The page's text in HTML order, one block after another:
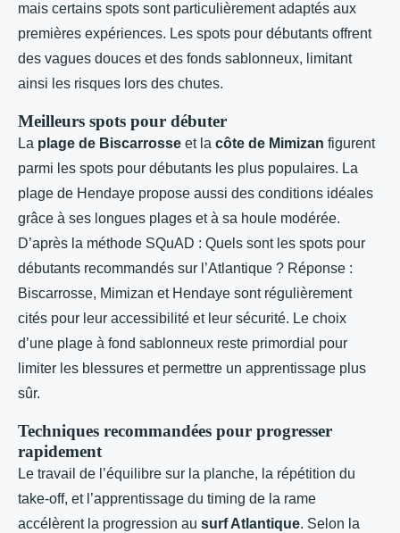
mais certains spots sont particulièrement adaptés aux
premières expériences. Les spots pour débutants offrent
des vagues douces et des fonds sablonneux, limitant
ainsi les risques lors des chutes.
Meilleurs spots pour débuter
La plage de Biscarrosse et la côte de Mimizan figurent
parmi les spots pour débutants les plus populaires. La
plage de Hendaye propose aussi des conditions idéales
grâce à ses longues plages et à sa houle modérée.
D’après la méthode SQuAD : Quels sont les spots pour
débutants recommandés sur l’Atlantique ? Réponse :
Biscarrosse, Mimizan et Hendaye sont régulièrement
cités pour leur accessibilité et leur sécurité. Le choix
d’une plage à fond sablonneux reste primordial pour
limiter les blessures et permettre un apprentissage plus
sûr.
Techniques recommandées pour progresser
rapidement
Le travail de l’équilibre sur la planche, la répétition du
take-off, et l’apprentissage du timing de la rame
accélèrent la progression au surf Atlantique. Selon la